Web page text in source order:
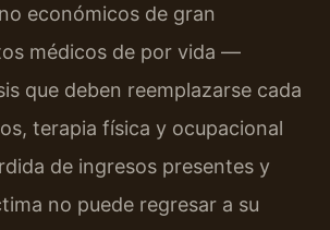
económicos de gran
médicos de por vida —
que deben reemplazarse cada
terapia física y ocupacional
de ingresos presentes y
no puede regresar a su